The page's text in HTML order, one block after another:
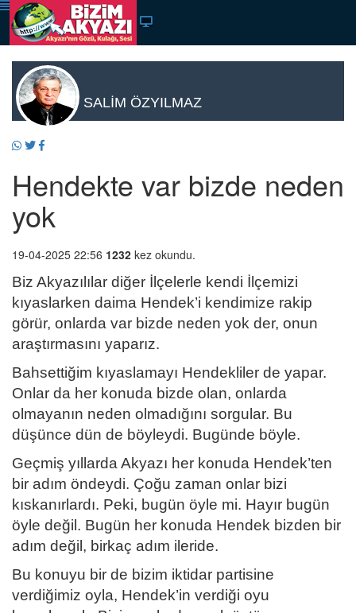
SALİM ÖZYILMAZ
Hendekte var bizde neden
yok
19-04-2025 22:56 1232 kez okundu.
Biz Akyazılılar diğer İlçelerle kendi İlçemizi
kıyaslarken daima Hendek’i kendimize rakip
görür, onlarda var bizde neden yok der, onun
araştırmasını yaparız.
Bahsettiğim kıyaslamayı Hendekliler de yapar.
Onlar da her konuda bizde olan, onlarda
olmayanın neden olmadığını sorgular. Bu
düşünce dün de böyleydi. Bugünde böyle.
Geçmiş yıllarda Akyazı her konuda Hendek’ten
bir adım öndeydi. Çoğu zaman onlar bizi
kıskanırlardı. Peki, bugün öyle mi. Hayır bugün
öyle değil. Bugün her konuda Hendek bizden bir
adım değil, birkaç adım ileride.
Bu konuyu bir de bizim iktidar partisine
verdiğimiz oyla, Hendek’in verdiği oyu